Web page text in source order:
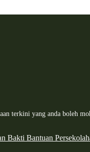
terkini yang anda boleh
Bakti Bantuan